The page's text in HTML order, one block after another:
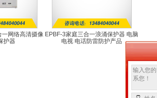
一网络高清摄像
护器
EPBF-3家庭三合一浪涌保护器 电脑
电视 电话防雷防护产品